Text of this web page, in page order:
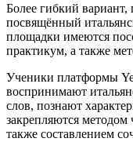
Более гибкий вариант,
посвящённый
площадки имеются
практикум, а также
Ученики платформы
воспринимают
слов, познают
закрепляются методом
также составлением